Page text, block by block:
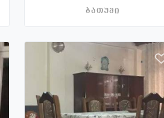
ბათუმი